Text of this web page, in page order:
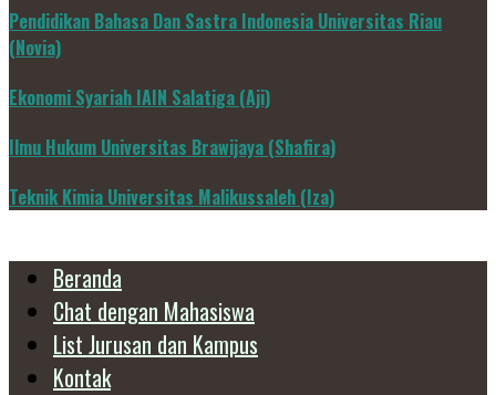
Pendidikan Bahasa Dan Sastra Indonesia Universitas Riau
(Novia)
Ekonomi Syariah IAIN Salatiga (Aji)
Ilmu Hukum Universitas Brawijaya (Shafira)
Teknik Kimia Universitas Malikussaleh (Iza)
Beranda
Chat dengan Mahasiswa
List Jurusan dan Kampus
Kontak